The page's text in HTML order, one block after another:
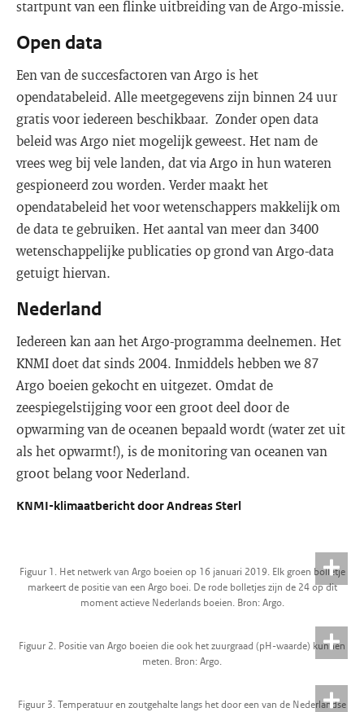
startpunt van een flinke uitbreiding van de Argo-missie.
Open data
Een van de succesfactoren van Argo is het
opendatabeleid. Alle meetgegevens zijn binnen 24 uur
gratis voor iedereen beschikbaar. Zonder open data
beleid was Argo niet mogelijk geweest. Het nam de
vrees weg bij vele landen, dat via Argo in hun wateren
gespioneerd zou worden. Verder maakt het
opendatabeleid het voor wetenschappers makkelijk om
de data te gebruiken. Het aantal van meer dan 3400
wetenschappelijke publicaties op grond van Argo-data
getuigt hiervan.
Nederland
Iedereen kan aan het Argo-programma deelnemen. Het
KNMI doet dat sinds 2004. Inmiddels hebben we 87
Argo boeien gekocht en uitgezet. Omdat de
zeespiegelstijging voor een groot deel door de
opwarming van de oceanen bepaald wordt (water zet uit
als het opwarmt!), is de monitoring van oceanen van
groot belang voor Nederland.
KNMI-klimaatbericht door Andreas Sterl
Figuur 1. Het netwerk van Argo boeien op 16 januari 2019. Elk groen bolletje
markeert de positie van een Argo boei. De rode bolletjes zijn de 24 op dit
moment actieve Nederlands boeien. Bron: Argo.
Figuur 2. Positie van Argo boeien die ook het zuurgraad (pH-waarde) kunnen
meten. Bron: Argo.
Figuur 3. Temperatuur en zoutgehalte langs het door een van de Nederlandse